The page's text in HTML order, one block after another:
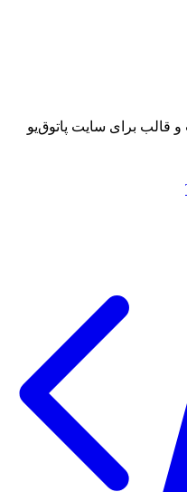
برای سایت پاتوق‌یو